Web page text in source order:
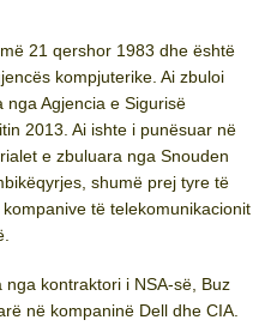
21 qershor 1983 dhe është
kompjuterike. Ai zbuloi
nga Agjencia e Sigurisë
2013. Ai ishte i punësuar në
e zbuluara nga Snouden
shumë prej tyre të
të telekomunikacionit
kontraktori i NSA-së, Buz
në kompaninë Dell dhe CIA.